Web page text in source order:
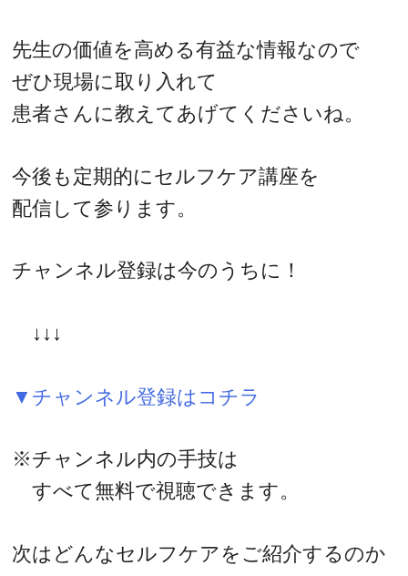
先生の価値を高める有益な情報なので
ぜひ現場に取り入れて
患者さんに教えてあげてくださいね。
今後も定期的にセルフケア講座を
配信して参ります。
チャンネル登録は今のうちに！
↓↓↓
▼チャンネル登録はコチラ
※チャンネル内の手技は
すべて無料で視聴できます。
次はどんなセルフケアをご紹介するのか